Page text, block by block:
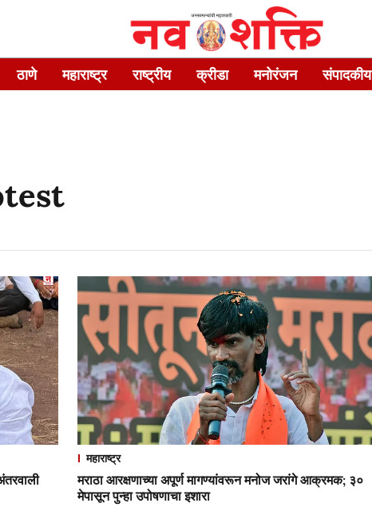
ठाणे महाराष्ट्र राष्ट्रीय क्रीडा मनोरंजन संपादकीय
महाराष्ट्र
मराठा आरक्षणाच्या अपूर्ण मागण्यांवरून मनोज जरांगे आक्रमक; ३०
मेपासून पुन्हा उपोषणाचा इशारा